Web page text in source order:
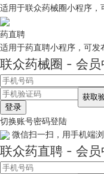
适用于联众药械圈小程序，
药直聘
适用于药直聘小程序，可发
联众药械圈 - 会员
登录
切换账号密码登陆
微信扫一扫，用手机端浏
联众药直聘 - 会员